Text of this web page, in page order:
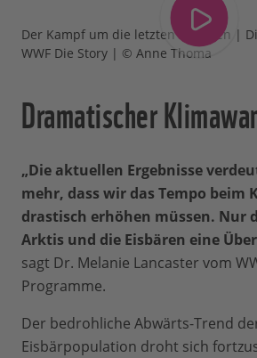
Der Kampf um die letzten Eisbären |
WWF Die Story | © Anne Thoma
Dramatischer
„Die aktuellen Ergebnisse
mehr, dass wir das Tempo beim
drastisch erhöhen müssen. Nur
Arktis und die Eisbären eine
sagt Dr. Melanie Lancaster vom
Programme.
Der bedrohliche Abwärts-Trend
Eisbärpopulation droht sich